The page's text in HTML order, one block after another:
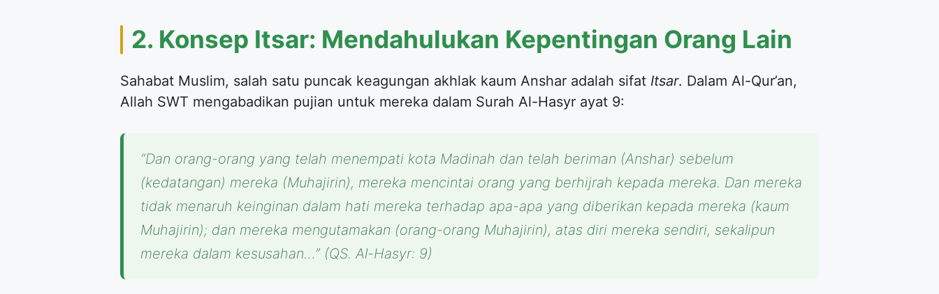
2. Konsep Itsar: Mendahulukan Kepentingan Orang Lain
Sahabat Muslim, salah satu puncak keagungan akhlak kaum Anshar adalah sifat Itsar. Dalam Al-Qur’an,
Allah SWT mengabadikan pujian untuk mereka dalam Surah Al-Hasyr ayat 9:
“Dan orang-orang yang telah menempati kota Madinah dan telah beriman (Anshar) sebelum
(kedatangan) mereka (Muhajirin), mereka mencintai orang yang berhijrah kepada mereka. Dan mereka
tidak menaruh keinginan dalam hati mereka terhadap apa-apa yang diberikan kepada mereka (kaum
Muhajirin); dan mereka mengutamakan (orang-orang Muhajirin), atas diri mereka sendiri, sekalipun
mereka dalam kesusahan…” (QS. Al-Hasyr: 9)